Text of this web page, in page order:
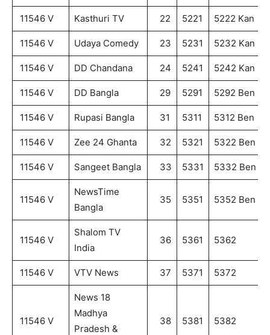
11546 V Kasthuri TV 22 5221 5222 Kan
11546 V Udaya Comedy 23 5231 5232 Kan
11546 V DD Chandana 24 5241 5242 Kan
11546 V DD Bangla 29 5291 5292 Ben
11546 V Rupasi Bangla 31 5311 5312 Ben
11546 V Zee 24 Ghanta 32 5321 5322 Ben
11546 V Sangeet Bangla 33 5331 5332 Ben
11546 V
NewsTime
Bangla
35 5351 5352 Ben
11546 V
Shalom TV
India
36 5361 5362
11546 V VTV News 37 5371 5372
11546 V
News 18
Madhya
Pradesh &
38 5381 5382